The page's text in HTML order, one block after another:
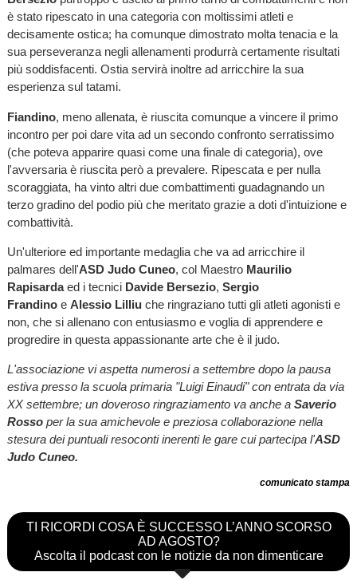
è stato ripescato in una categoria con moltissimi atleti e
decisamente ostica; ha comunque dimostrato molta tenacia e la
sua perseveranza negli allenamenti produrrà certamente risultati
più soddisfacenti. Ostia servirà inoltre ad arricchire la sua
esperienza sul tatami.
Fiandino, meno allenata, è riuscita comunque a vincere il primo
incontro per poi dare vita ad un secondo confronto serratissimo
(che poteva apparire quasi come una finale di categoria), ove
l'avversaria è riuscita però a prevalere. Ripescata e per nulla
scoraggiata, ha vinto altri due combattimenti guadagnando un
terzo gradino del podio più che meritato grazie a doti d'intuizione e
combattività.
Un'ulteriore ed importante medaglia che va ad arricchire il
palmares dell'ASD Judo Cuneo, col Maestro Maurilio
Rapisardaed i tecnici Davide Bersezio, Sergio
Frandinoe Alessio Lilliuche ringraziano tutti gli atleti agonisti e
non, che si allenano con entusiasmo e voglia di apprendere e
progredire in questa appassionante arte che è il judo.
L'associazione vi aspetta numerosi a settembre dopo la pausa
estiva presso la scuola primaria "Luigi Einaudi" con entrata da via
XX settembre; un doveroso ringraziamento va anche a Saverio
Rossoper la sua amichevole e preziosa collaborazione nella
stesura dei puntuali resoconti inerenti le gare cui partecipa l'ASD
Judo Cuneo.
comunicato stampa
TI RICORDI COSA È SUCCESSO L’ANNO SCORSO
AD AGOSTO?
Ascolta il podcast con le notizie da non dimenticare